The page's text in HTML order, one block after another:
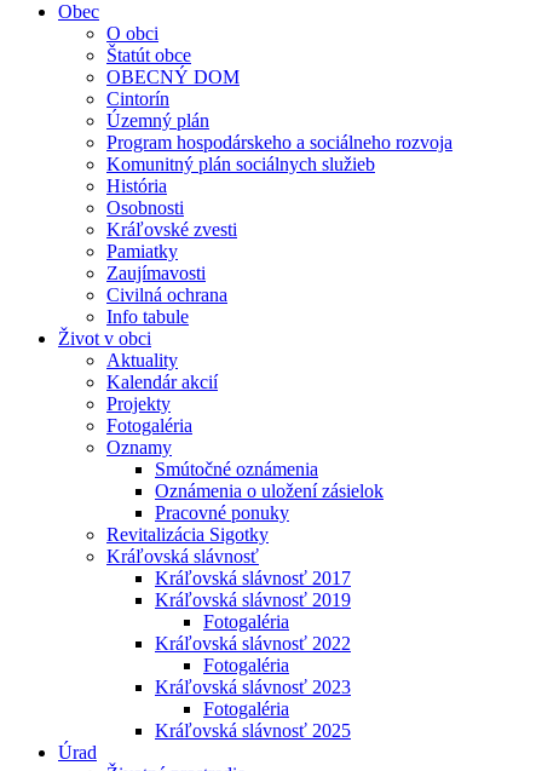
Obec
O obci
Štatút obce
OBECNÝ DOM
Cintorín
Územný plán
Program hospodárskeho a sociálneho rozvoja
Komunitný plán sociálnych služieb
História
Osobnosti
Kráľovské zvesti
Pamiatky
Zaujímavosti
Civilná ochrana
Info tabule
Život v obci
Aktuality
Kalendár akcií
Projekty
Fotogaléria
Oznamy
Smútočné oznámenia
Oznámenia o uložení zásielok
Pracovné ponuky
Revitalizácia Sigotky
Kráľovská slávnosť
Kráľovská slávnosť 2017
Kráľovská slávnosť 2019
Fotogaléria
Kráľovská slávnosť 2022
Fotogaléria
Kráľovská slávnosť 2023
Fotogaléria
Kráľovská slávnosť 2025
Úrad